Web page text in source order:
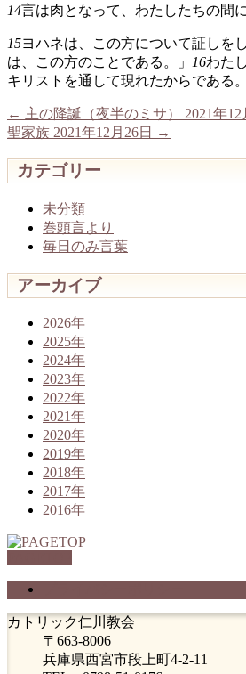
14言は肉となって、わたしたちの間
15ヨハネは、この方について証しを
は、この方のことである。」
16わた
キリストを通して現れたからである。
← 主の降誕（夜半のミサ） 2021年12
聖家族 2021年12月26日
→
カテゴリー
未分類
巻頭言より
毎日のみ言葉
アーカイブ
2026年
2025年
2024年
2023年
2022年
2021年
2020年
2019年
2018年
2017年
2016年
カトリック仁川教会
〒663-8006
兵庫県西宮市段上町4-2-11